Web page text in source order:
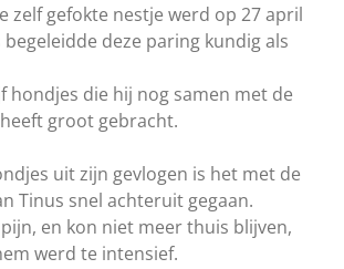
zelf gefokte nestje werd op 27 april
deze paring kundig als
hondjes die hij nog samen met de
groot gebracht.
uit zijn gevlogen is het met de
Tinus snel achteruit gegaan.
en kon niet meer thuis blijven,
werd te intensief.